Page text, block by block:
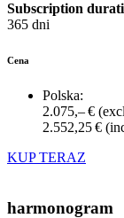
Subscription
365 dni
Cena
Polska:
2.075,– €
2.552,25 €
KUP TERAZ
harmonogram